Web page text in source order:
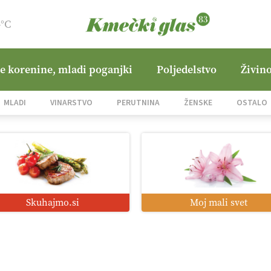
korenine, mladi poganjki Poljedelstvo
MLADI VINARSTVO PERUTNINA ŽENSKE OSTALO
Skuhajmo.si Moj mali svet